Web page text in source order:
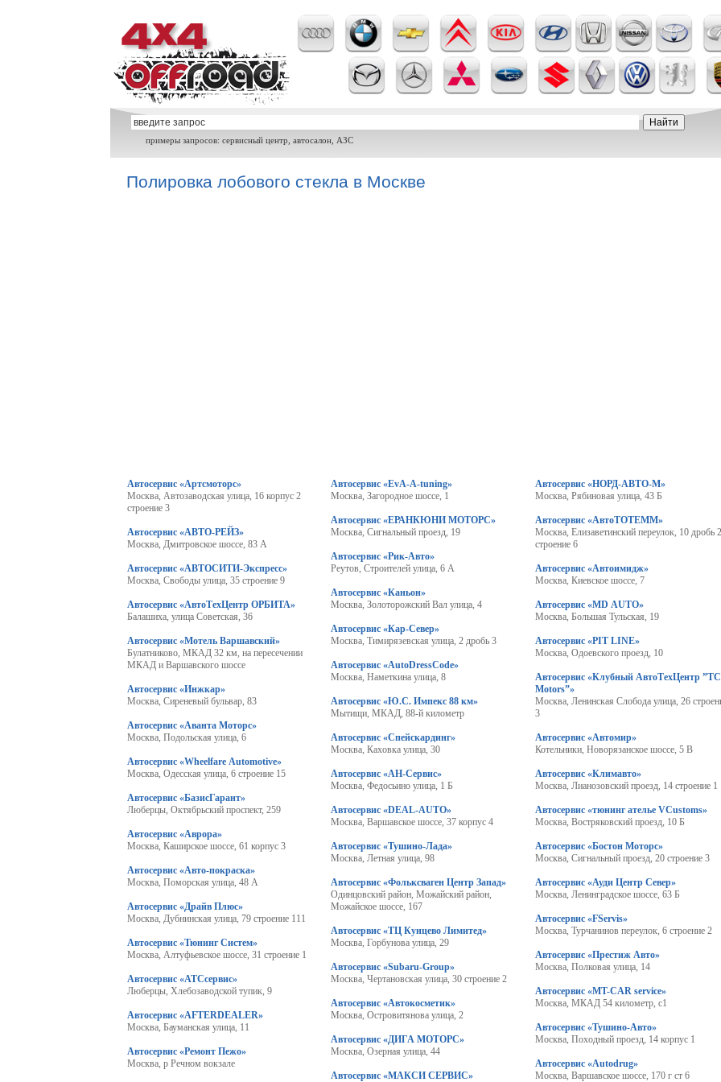
примеры запросов: сервисный центр, автосалон, АЗС
Полировка лобового стекла в Москве
Автосервис «Артсмоторс»
Москва, Автозаводская улица, 16 корпус 2
строение 3
Автосервис «АВТО-РЕЙЗ»
Москва, Дмитровское шоссе, 83 А
Автосервис «АВТОСИТИ-Экспресс»
Москва, Свободы улица, 35 строение 9
Автосервис «АвтоТехЦентр ОРБИТА»
Балашиха, улица Советская, 36
Автосервис «Мотель Варшавский»
Булатниково, МКАД 32 км, на пересечении
МКАД и Варшавского шоссе
Автосервис «Инжкар»
Москва, Сиреневый бульвар, 83
Автосервис «Аванта Моторс»
Москва, Подольская улица, 6
Автосервис «Wheelfare Automotive»
Москва, Одесская улица, 6 строение 15
Автосервис «БазисГарант»
Люберцы, Октябрьский проспект, 259
Автосервис «Аврора»
Москва, Каширское шоссе, 61 корпус 3
Автосервис «Авто-покраска»
Москва, Поморская улица, 48 А
Автосервис «Драйв Плюс»
Москва, Дубнинская улица, 79 строение 111
Автосервис «Тюнинг Систем»
Москва, Алтуфьевское шоссе, 31 строение 1
Автосервис «АТСсервис»
Люберцы, Хлебозаводской тупик, 9
Автосервис «AFTERDEALER»
Москва, Бауманская улица, 11
Автосервис «Ремонт Пежо»
Москва, р Речном вокзале
Автосервис «EvA-A-tuning»
Москва, Загородное шоссе, 1
Автосервис «ЕРАНКЮНИ МОТОРС»
Москва, Сигнальный проезд, 19
Автосервис «Рик-Авто»
Реутов, Строителей улица, 6 А
Автосервис «Каньон»
Москва, Золоторожский Вал улица, 4
Автосервис «Кар-Север»
Москва, Тимирязевская улица, 2 дробь 3
Автосервис «AutoDressCode»
Москва, Наметкина улица, 8
Автосервис «Ю.С. Импекс 88 км»
Мытищи, МКАД, 88-й километр
Автосервис «Спейскардинг»
Москва, Каховка улица, 30
Автосервис «АН-Сервис»
Москва, Федосьино улица, 1 Б
Автосервис «DEAL-AUTO»
Москва, Варшавское шоссе, 37 корпус 4
Автосервис «Тушино-Лада»
Москва, Летная улица, 98
Автосервис «Фольксваген Центр Запад»
Одинцовский район, Можайский район,
Можайское шоссе, 167
Автосервис «ТЦ Кунцево Лимитед»
Москва, Горбунова улица, 29
Автосервис «Subaru-Group»
Москва, Чертановская улица, 30 строение 2
Автосервис «Автокосметик»
Москва, Островитянова улица, 2
Автосервис «ДИГА МОТОРС»
Москва, Озерная улица, 44
Автосервис «МАКСИ СЕРВИС»
Автосервис «НОРД-АВТО-М»
Москва, Рябиновая улица, 43 Б
Автосервис «АвтоТОТЕММ»
Москва, Елизаветинский переулок, 10 дробь 2
строение 6
Автосервис «Автоимидж»
Москва, Киевское шоссе, 7
Автосервис «MD AUTO»
Москва, Большая Тульская, 19
Автосервис «PIT LINE»
Москва, Одоевского проезд, 10
Автосервис «Клубный АвтоТехЦентр
Motors”»
Москва, Ленинская Слобода улица, 26
3
Автосервис «Автомир»
Котельники, Новорязанское шоссе, 5 В
Автосервис «Климавто»
Москва, Лианозовский проезд, 14 строение 1
Автосервис «тюнинг ателье VCustoms»
Москва, Востряковский проезд, 10 Б
Автосервис «Бостон Моторс»
Москва, Сигнальный проезд, 20 строение 3
Автосервис «Ауди Центр Север»
Москва, Ленинградское шоссе, 63 Б
Автосервис «FServis»
Москва, Турчанинов переулок, 6 строение 2
Автосервис «Престиж Авто»
Москва, Полковая улица, 14
Автосервис «MT-CAR service»
Москва, МКАД 54 километр, с1
Автосервис «Тушино-Авто»
Москва, Походный проезд, 14 корпус 1
Автосервис «Autodrug»
Москва, Варшавское шоссе, 170 г ст 6